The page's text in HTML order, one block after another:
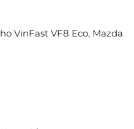
VinFast VF8 Eco, Mazda